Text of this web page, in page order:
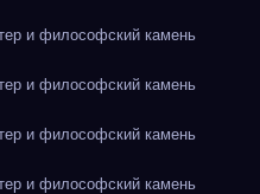
и философский камень
и философский камень
и философский камень
и философский камень